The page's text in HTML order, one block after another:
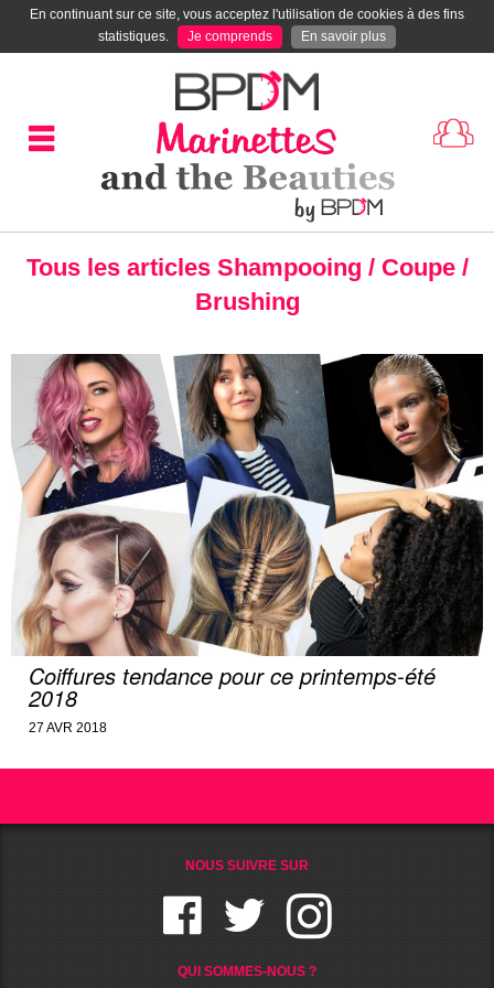
En continuant sur ce site, vous acceptez l'utilisation de cookies à des fins
statistiques.
Je comprends En savoir plus
Tous les articles Shampooing / Coupe /
Brushing
Coiffures tendance pour ce printemps-été
2018
27 AVR 2018
NOUS SUIVRE SUR
QUI SOMMES-NOUS ?